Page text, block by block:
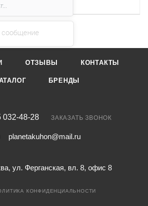
ОТЗЫВЫ КОНТАКТЫ
БРЕНДЫ
032-48-28 ЗАКАЗАТЬ ЗВОНОК
planetakuhon@mail.ru
ул. Ферганская, вл. 8, офис 8
КОНФИДЕНЦИАЛЬНОСТИ